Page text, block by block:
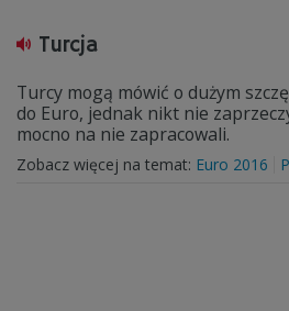
Turcja
Turcy mogą mówić o dużym
do Euro, jednak nikt nie
mocno na nie zapracowali.
Zobacz więcej na temat: Euro 2016